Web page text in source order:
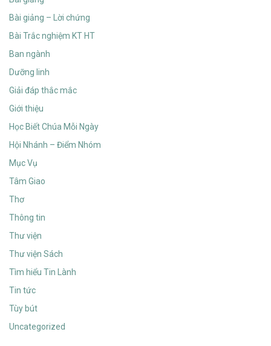
Bài giảng – Lời chứng
Bài Trắc nghiệm KT HT
Ban ngành
Dưỡng linh
Giải đáp thắc mắc
Giới thiệu
Học Biết Chúa Mỗi Ngày
Hội Nhánh – Điểm Nhóm
Mục Vụ
Tâm Giao
Thơ
Thông tin
Thư viện
Thư viện Sách
Tìm hiểu Tin Lành
Tin tức
Tùy bút
Uncategorized